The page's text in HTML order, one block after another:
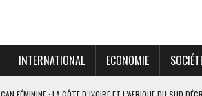
INTERNATIONAL ECONOMIE